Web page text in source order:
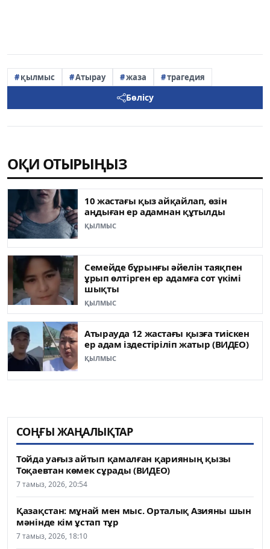
қылмыс Атырау жаза трагедия
Бөлісу
ОҚИ ОТЫРЫҢЫЗ
10 жастағы қыз айқайлап, өзін
аңдыған ер адамнан құтылды
ҚЫЛМЫС
Семейде бұрынғы әйелін таяқпен
ұрып өлтірген ер адамға сот үкімі
шықты
ҚЫЛМЫС
Атырауда 12 жастағы қызға тиіскен
ер адам іздестіріліп жатыр (ВИДЕО)
ҚЫЛМЫС
СОҢҒЫ ЖАҢАЛЫҚТАР
Тойда уағыз айтып қамалған қарияның қызы
Тоқаевтан көмек сұрады (ВИДЕО)
7 тамыз, 2026, 20:54
Қазақстан: мұнай мен мыс. Орталық Азияны шын
мәнінде кім ұстап тұр
7 тамыз, 2026, 18:10